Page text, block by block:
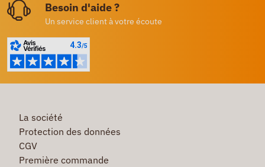
Besoin d'aide ?
Un service client à votre écoute
La société
Protection des données
CGV
Première commande